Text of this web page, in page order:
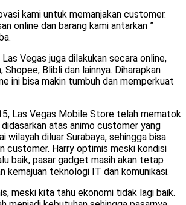
kami untuk memanjakan customer.
online dan barang kami antarkan ”
Las Vegas juga dilakukan secara online,
Blibli dan lainnya. Diharapkan
ini bisa makin tumbuh dan memperkuat
Las Vegas Mobile Store telah mematok
didasarkan atas animo customer yang
wilayah diluar Surabaya, sehingga bisa
customer. Harry optimis meski kondisi
baik, pasar gadget masih akan tetap
kemajuan teknologi IT dan komunikasi.
meski kita tahu ekonomi tidak lagi baik.